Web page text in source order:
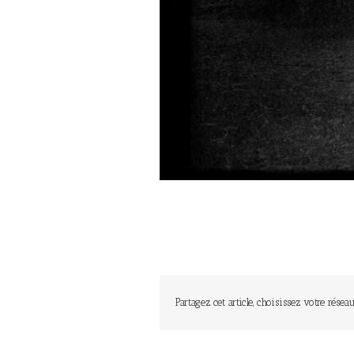
Partagez cet article, choisissez votre